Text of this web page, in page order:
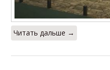
Читать дальше →